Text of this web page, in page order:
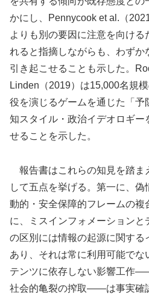
かにし、Pennycook et al.（
よりも別の要因に注意を向ける
れると指摘しながらも、わず
引き起こせることも示した。
Linden（2019）は15,000名規
役を演じるゲームを通じた「
知スタイル・政治イデオロギー
せることを示した。
報告書はこれらの知見を踏ま
して五点を挙げる。第一に、
動的・安全保障的フレームの複
に、ミスインフォメーション
の区別には情報の起源に関す
あり、それは常に利用可能で
テンツに依存しない影響工作
社会的亀裂の搾取——は事実確